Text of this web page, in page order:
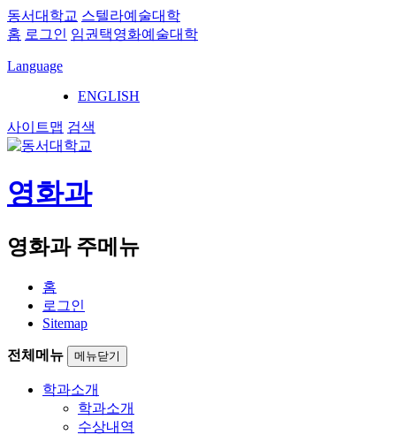
동서대학교 스텔라예술대학
홈 로그인 임권택영화예술대학
Language
ENGLISH
사이트맵 검색
영화과
영화과 주메뉴
홈
로그인
Sitemap
전체메뉴 메뉴닫기
학과소개
학과소개
수상내역